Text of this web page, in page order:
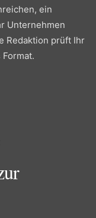
ein
Unternehmen
Redaktion prüft Ihr